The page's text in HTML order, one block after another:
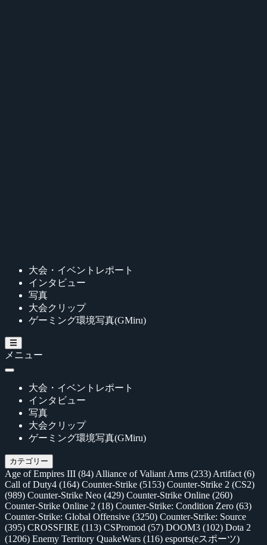
大会・イベントレポート
インタビュー
写真
大会クリップ
ゲーミング環境写真(GMiru)
メニュー
大会・イベントレポート
インタビュー
写真
大会クリップ
ゲーミング環境写真(GMiru)
カテゴリー
Age of Empires III (84) Alliance of Valiant Arms (233) Artifact (6)
Call of Duty4 (164) Counter-Strike (5153) Counter-Strike 2 (CS2)
(989) Counter-Strike Neo (429) Counter-Strike Online (260)
Counter-Strike Online 2 (18) Counter-Strike: Condition Zero (63)
Counter-Strike: Global Offensive (3250) Counter-Strike: Source
(395) CROSSFIRE (113) CSPromod (57) DOOM3 (102) Dota 2
(1206) Enemy Territory QuakeWars (116) esports(eスポーツ)